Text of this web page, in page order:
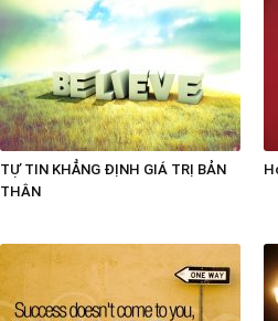
TỰ TIN KHẲNG ĐỊNH GIÁ TRỊ BẢN
THÂN